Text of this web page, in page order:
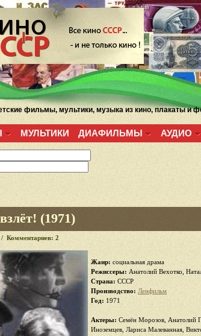
фильмы, мультики, музыка из кино, плакаты и
МУЛЬТИКИ ДИАФИЛЬМЫ АУДИО
(1971)
Комментариев: 2
Жанр: социальная драма
Режиссеры: Анатолий Вехотко,
Страна: СССР
Производство: Ленфильм
Год: 1971
Актеры: Семён Морозов, Анатолий
Иноземцев, Лариса Малеванная,